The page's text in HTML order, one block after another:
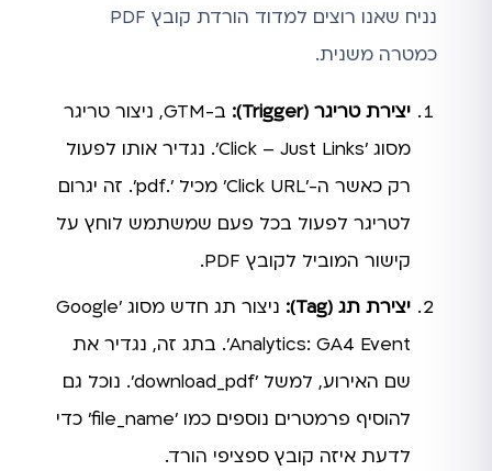
נניח שאנו רוצים למדוד הורדת קובץ PDF
כמטרה משנית.
יצירת טריגר (Trigger):
ב-GTM, ניצור טריגר
מסוג 'Click – Just Links'. נגדיר אותו לפעול
רק כאשר ה-'Click URL' מכיל '.pdf'. זה יגרום
לטריגר לפעול בכל פעם שמשתמש לוחץ על
קישור המוביל לקובץ PDF.
יצירת תג (Tag):
ניצור תג חדש מסוג 'Google
Analytics: GA4 Event'. בתג זה, נגדיר את
שם האירוע, למשל 'download_pdf'. נוכל גם
להוסיף פרמטרים נוספים כמו 'file_name' כדי
לדעת איזה קובץ ספציפי הורד.